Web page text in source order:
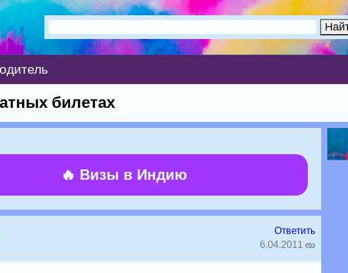
билетах
🔥 Визы в Индию
Ответить
6.04.2011